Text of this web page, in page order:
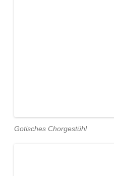
Gotisches Chorgestühl